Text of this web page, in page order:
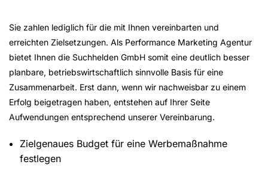
Sie zahlen lediglich für die mit Ihnen vereinbarten und
erreichten Zielsetzungen. Als Performance Marketing Agentur
bietet Ihnen die Suchhelden GmbH somit eine deutlich besser
planbare, betriebswirtschaftlich sinnvolle Basis für eine
Zusammenarbeit. Erst dann, wenn wir nachweisbar zu einem
Erfolg beigetragen haben, entstehen auf Ihrer Seite
Aufwendungen entsprechend unserer Vereinbarung.
Zielgenaues Budget für eine Werbemaßnahme
festlegen